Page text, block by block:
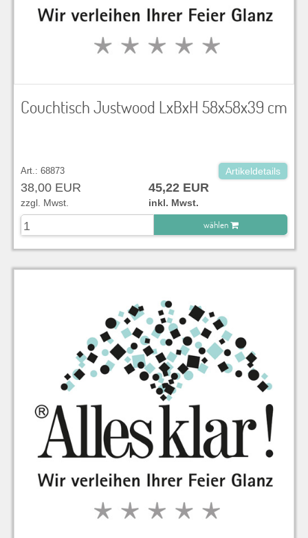
Couchtisch Justwood LxBxH 58x58x39 cm
Art.: 68873 Artikeldetails
38,00 EUR 45,22 EUR
zzgl. Mwst.
inkl. Mwst.
wählen
zu Warenkorb hinzugefügt.